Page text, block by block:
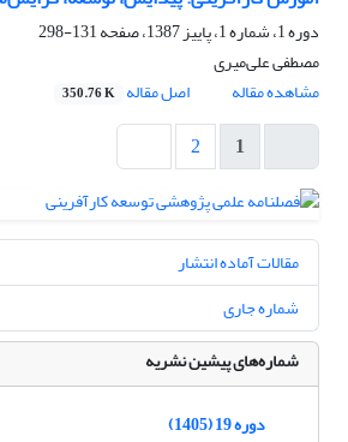
دوره 1، شماره 1، پاییز 1387، صفحه
131-298
مصطفی علی‌میری
مشاهده مقاله
اصل مقاله 350.76 K
1
2
مقالات آماده انتشار
شماره جاری
شماره‌های پیشین نشریه
دوره 19 (1405)